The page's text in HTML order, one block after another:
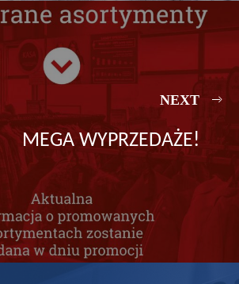
NEXT
MEGA WYPRZEDAŻE!